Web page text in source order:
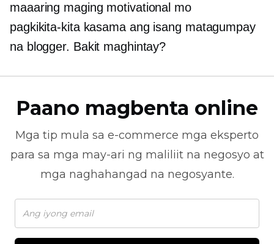
maaaring maging motivational mo
pagkikita-kitakasama ang isang matagumpay
na blogger. Bakit maghintay?
Paano magbenta online
Mga tip mula sa e-commerce mga eksperto
para sa mga may-ari ng maliliit na negosyo at
mga naghahangad na negosyante.